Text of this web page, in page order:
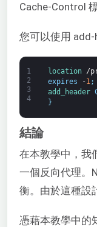
Cache-Control
您可以使用 add-
1
2
3
4
location /
expires
-1;
add_header
}
結論
在本教學中，我
一個反向代理。
衡。由於這種設
憑藉本教學中的